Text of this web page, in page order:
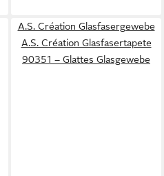
A.S. Création Glasfasergewebe
A.S. Création Glasfasertapete
90351 – Glattes Glasgewebe